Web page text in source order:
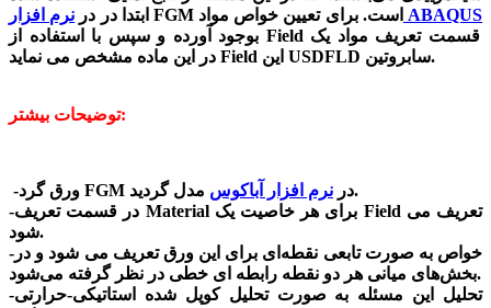
است. برای تعیین خواص موادFGM ابتدا در در
نرم افزار ABAQUS
قسمت تعریف مواد یک Field بوجود آورده و سپس با استفاده از
سابروتین USDFLD این Field در این ماده مشخص می نماید.
توضیحات بیشتر:
-ورق گرد FGM در نرم افزار آباکوس
مدل گردید.
-در قسمت تعریف Material برای هر خاصیت یک Field تعریف می
شود.
-خواص به صورت تابعی نقطه‌ای برای این ورق تعریف می شود و در
بخش‌های میانی هر دو نقطه رابطه ای خطی در نظر گرفته می‌شود.
-تحلیل این مسئله به صورت تحلیل کوپل شده استاتیکی-حرارتی